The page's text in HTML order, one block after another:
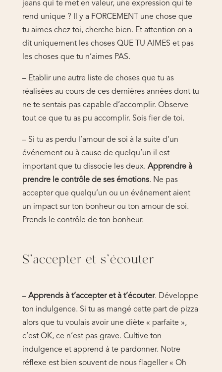
jeans qui te met en valeur, une expression qui te
rend unique ? Il y a FORCEMENT une chose que
tu aimes chez toi, cherche bien. Et attention on a
dit uniquement les choses QUE TU AIMES et pas
les choses que tu n’aimes PAS.
– Etablir une autre liste de choses que tu as
réalisées au cours de ces dernières années dont tu
ne te sentais pas capable d’accomplir. Observe
tout ce que tu as pu accomplir. Sois fier de toi.
– Si tu as perdu l’amour de soi à la suite d’un
événement ou à cause de quelqu’un il est
important que tu dissocie les deux. Apprendre à
prendre le contrôle de ses émotions. Ne pas
accepter que quelqu’un ou un événement aient
un impact sur ton bonheur ou ton amour de soi.
Prends le contrôle de ton bonheur.
S’accepter et s’écouter
– Apprends à t’accepter et à t’écouter. Développe
ton indulgence. Si tu as mangé cette part de pizza
alors que tu voulais avoir une diète « parfaite »,
c’est OK, ce n’est pas grave. Cultive ton
indulgence et apprend à te pardonner. Notre
réflexe est bien souvent de nous flageller « Oh